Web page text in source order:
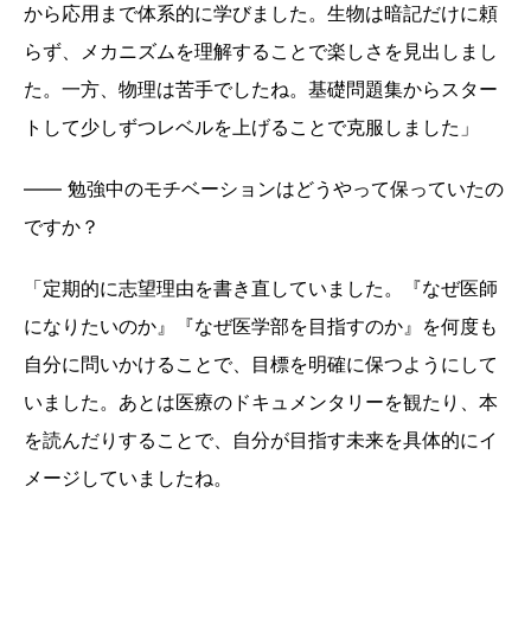
から応用まで体系的に学びました。生物は暗記だけに頼
らず、メカニズムを理解することで楽しさを見出しまし
た。一方、物理は苦手でしたね。基礎問題集からスター
トして少しずつレベルを上げることで克服しました」
―― 勉強中のモチベーションはどうやって保っていたの
ですか？
「定期的に志望理由を書き直していました。『なぜ医師
になりたいのか』『なぜ医学部を目指すのか』を何度も
自分に問いかけることで、目標を明確に保つようにして
いました。あとは医療のドキュメンタリーを観たり、本
を読んだりすることで、自分が目指す未来を具体的にイ
メージしていましたね。